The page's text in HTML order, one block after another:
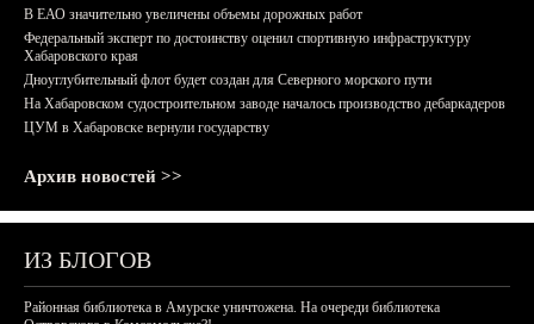
В ЕАО значительно увеличены объемы дорожных работ
Федеральный эксперт по достоинству оценил спортивную инфраструктуру
Хабаровского края
Дноуглубительный флот будет создан для Северного морского пути
На Хабаровском судостроительном заводе началось производство дебаркадеров
ЦУМ в Хабаровске вернули государству
Архив новостей >>
ИЗ БЛОГОВ
Районная библиотека в Амурске уничтожена. На очереди библиотека